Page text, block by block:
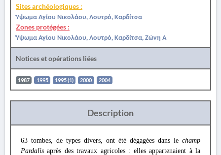
Sites archéologiques :
Ύψωμα Αγίου Νικολάου, Λουτρό, Καρδίτσα
Zones protégées :
Ύψωμα Αγίου Νικολάου, Λουτρό, Καρδίτσα, Ζώνη Α
Notices et opérations liées
1987 1995 1995 (1) 2000 2004
Description
63 tombes, de types divers, ont été dégagées dans le champ
Pardalis après des travaux agricoles : elles appartenaient à la